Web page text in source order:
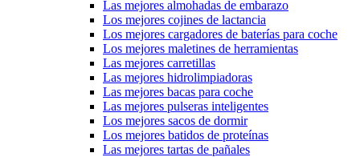
Las mejores almohadas de embarazo
Los mejores cojines de lactancia
Los mejores cargadores de baterías para coche
Los mejores maletines de herramientas
Las mejores carretillas
Las mejores hidrolimpiadoras
Las mejores bacas para coche
Las mejores pulseras inteligentes
Los mejores sacos de dormir
Los mejores batidos de proteínas
Las mejores tartas de pañales